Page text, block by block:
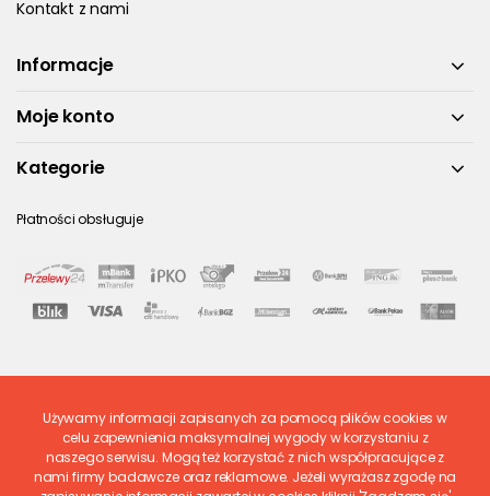
Kontakt z nami
Informacje
Moje konto
Kategorie
Płatności obsługuje
Ostatnio ocenione
Używamy informacji zapisanych za pomocą plików cookies w
celu zapewnienia maksymalnej wygody w korzystaniu z
naszego serwisu. Mogą też korzystać z nich współpracujące z
nami firmy badawcze oraz reklamowe. Jeżeli wyrażasz zgodę na